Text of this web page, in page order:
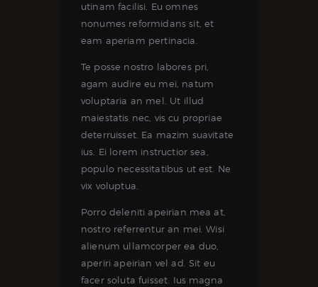
utinam facilisi. Eu omnes
nonumes reformidans sit, et
eam aperiam pertinacia.
Te posse nostro labores pri,
agam audire eu mei, natum
voluptaria an mel. Ut illud
maiestatis nec, vis cu propriae
deterruisset. Ea mazim suavitate
ius. Ei lorem instructior sea,
populo necessitatibus ut est. Ne
vix voluptua.
Porro deleniti apeirian mea at,
nostro referrentur an mei. Wisi
alienum ullamcorper ea duo,
aperiri apeirian vel ad. Sit eu
facer soluta fuisset. Ius magna